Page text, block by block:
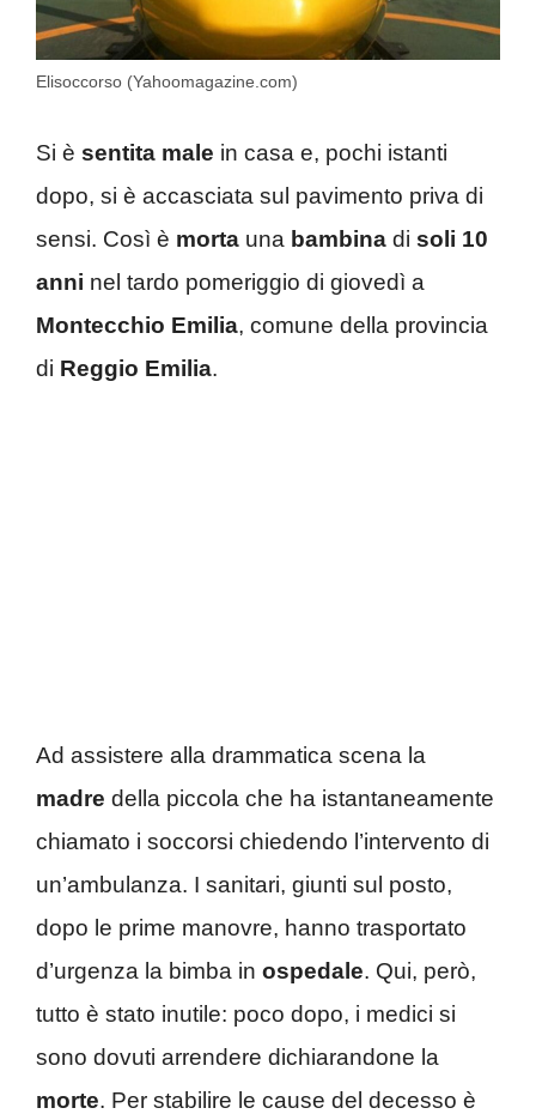
Elisoccorso (Yahoomagazine.com)
Si è sentita male in casa e, pochi istanti
dopo, si è accasciata sul pavimento priva di
sensi. Così è morta una bambina di soli 10
anni nel tardo pomeriggio di giovedì a
Montecchio Emilia, comune della provincia
di Reggio Emilia.
Ad assistere alla drammatica scena la
madre della piccola che ha istantaneamente
chiamato i soccorsi chiedendo l’intervento di
un’ambulanza. I sanitari, giunti sul posto,
dopo le prime manovre, hanno trasportato
d’urgenza la bimba in ospedale. Qui, però,
tutto è stato inutile: poco dopo, i medici si
sono dovuti arrendere dichiarandone la
morte. Per stabilire le cause del decesso è